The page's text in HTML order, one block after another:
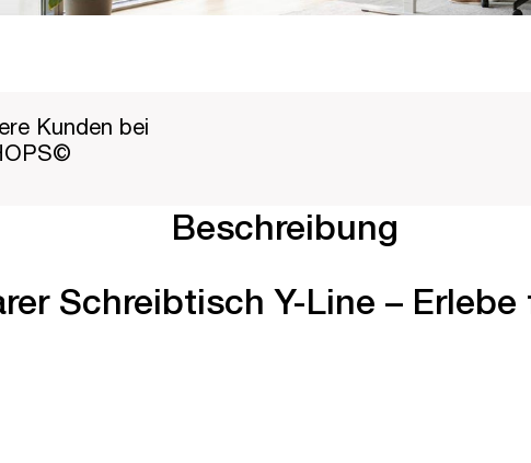
Kunden bei
Beschreibung
Schreibtisch Y-Line –